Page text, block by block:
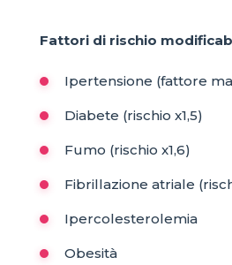
Fattori di rischio
Ipertensione (fattore
Diabete (rischio x1,5)
Fumo (rischio x1,6)
Fibrillazione atriale
Ipercolesterolemia
Obesità